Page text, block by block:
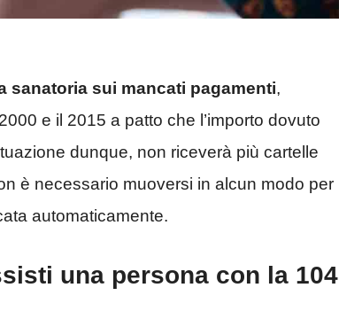
sanatoria sui mancati pagamenti,
e il 2015 a patto che l’importo dovuto
dunque, non riceverà più cartelle
è necessario muoversi in alcun modo per
automaticamente.
una persona con la 104